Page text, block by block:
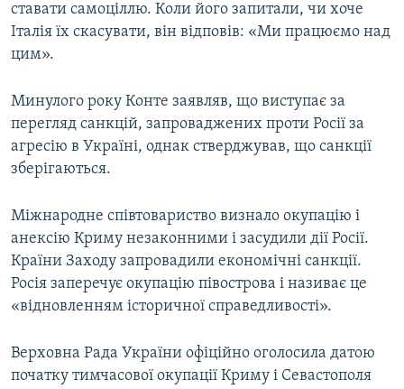
ставати самоціллю. Коли його запитали, чи хоче
Італія їх скасувати, він відповів: «Ми працюємо над
цим».
Минулого року Конте заявляв, що виступає за
перегляд санкцій, запроваджених проти Росії за
агресію в Україні, однак стверджував, що санкції
зберігаються.
Міжнародне співтовариство визнало окупацію і
анексію Криму незаконними і засудили дії Росії.
Країни Заходу запровадили економічні санкції.
Росія заперечує окупацію півострова і називає це
«відновленням історичної справедливості».
Верховна Рада України офіційно оголосила датою
початку тимчасової окупації Криму і Севастополя